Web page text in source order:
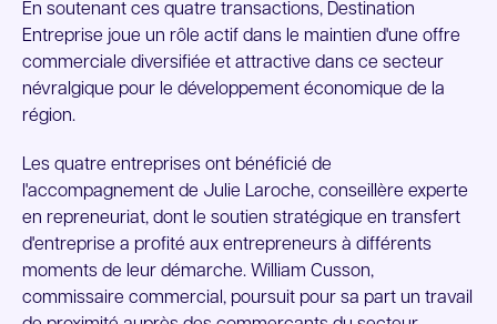
En soutenant ces quatre transactions, Destination
Entreprise joue un rôle actif dans le maintien d'une offre
commerciale diversifiée et attractive dans ce secteur
névralgique pour le développement économique de la
région.
Les quatre entreprises ont bénéficié de
l'accompagnement de Julie Laroche, conseillère experte
en repreneuriat, dont le soutien stratégique en transfert
d'entreprise a profité aux entrepreneurs à différents
moments de leur démarche. William Cusson,
commissaire commercial, poursuit pour sa part un travail